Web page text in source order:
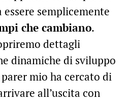
essere semplicemente
che cambiano.
dettagli
dinamiche di sviluppo
mio ha cercato di
all’uscita con